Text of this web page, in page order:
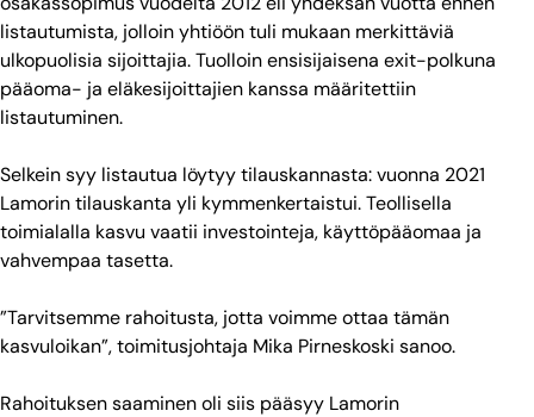
listautumista, jolloin yhtiöön tuli mukaan merkittäviä
ulkopuolisia sijoittajia. Tuolloin ensisijaisena exit-polkuna
pääoma- ja eläkesijoittajien kanssa määritettiin
listautuminen.
Selkein syy listautua löytyy tilauskannasta: vuonna 2021
Lamorin tilauskanta yli kymmenkertaistui. Teollisella
toimialalla kasvu vaatii investointeja, käyttöpääomaa ja
vahvempaa tasetta.
”Tarvitsemme rahoitusta, jotta voimme ottaa tämän
kasvuloikan”, toimitusjohtaja Mika Pirneskoski sanoo.
Rahoituksen saaminen oli siis pääsyy Lamorin